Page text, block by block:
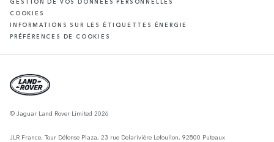
GESTION DE VOS DONNÉES PERSONNELLES
COOKIES
INFORMATIONS SUR LES ÉTIQUETTES ÉNERGIE
PRÉFÉRENCES DE COOKIES
© Jaguar Land Rover Limited 2026
JLR France, Tour Défense Plaza, 23 rue Delarivière Lefoullon, 92800 Puteaux